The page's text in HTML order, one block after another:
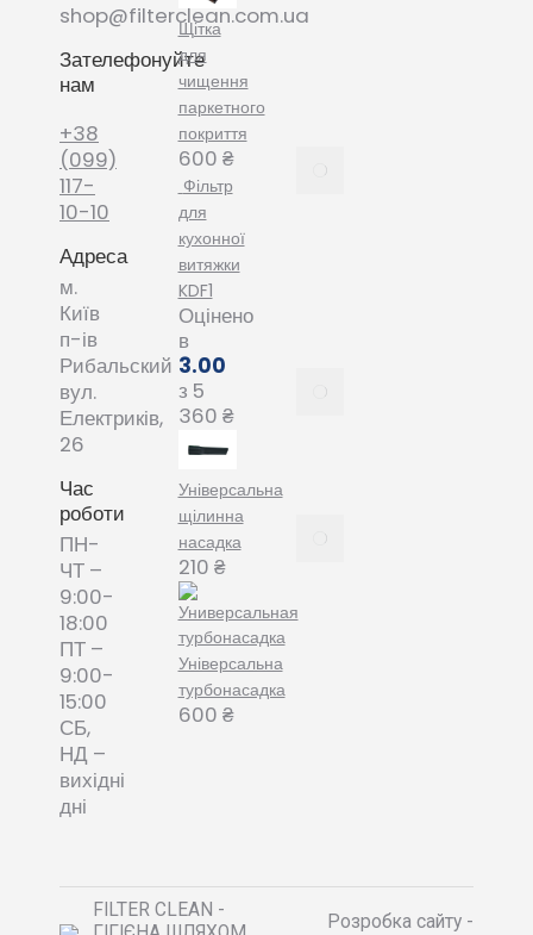
shop@filterclean.com.ua
Зателефонуйте
нам
+38
(099)
117-
10-10
Адреса
м.
Київ
п-ів
Рибальский
вул.
Електриків,
26
Час
роботи
ПН-
ЧТ –
9:00-
18:00
ПТ –
9:00-
15:00
СБ,
НД –
вихідні
дні
Щітка
для
чищення
паркетного
покриття
600 ₴
Фільтр
для
кухонної
витяжки
KDF1
Оцінено
в
3.00
з 5
360 ₴
Універсальна
щілинна
насадка
210 ₴
Універсальна
турбонасадка
600 ₴
FILTER CLEAN -
Розробка сайту -